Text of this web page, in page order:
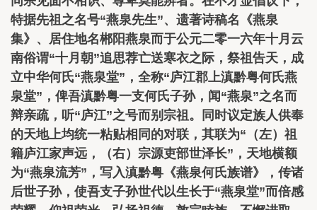
特据先祖之名号“燕泉先生”、遗著诗稿名《燕泉
集》、居住地名郴阳燕泉而于公元二零一六年十月云
南俗谓“十月朝”追思荐亡送寒衣之际，祭祖告天，成
立中华何氏“燕泉堂”，全称“庐江郡上滇黔粤何氏燕
泉堂”，俾吾滇黔粤一支何氏子孙，闻“燕泉”之名而
辩亲疏，听“庐江”之号而别宗祖。同时议定族人供奉
的天地上均统一粘贴相同的对联，其联为“（左）祖
籍庐江家声远，（右）宗源吏部世泽长”，天地横额
为“燕泉流芳”，写入滇黔粤《燕泉何氏族谱》，传诸
后世子孙，使吾支子孙世代以生长于“燕泉堂”而倍感